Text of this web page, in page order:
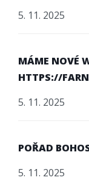
5. 11. 2025
MÁME NOVÉ
HTTPS://
5. 11. 2025
POŘAD
5. 11. 2025